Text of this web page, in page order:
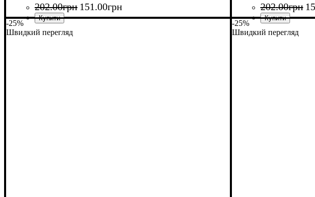
202.00грн 151.00грн 202.00грн
-25%
Швидкий перегляд
-25%
Швидкий перегляд